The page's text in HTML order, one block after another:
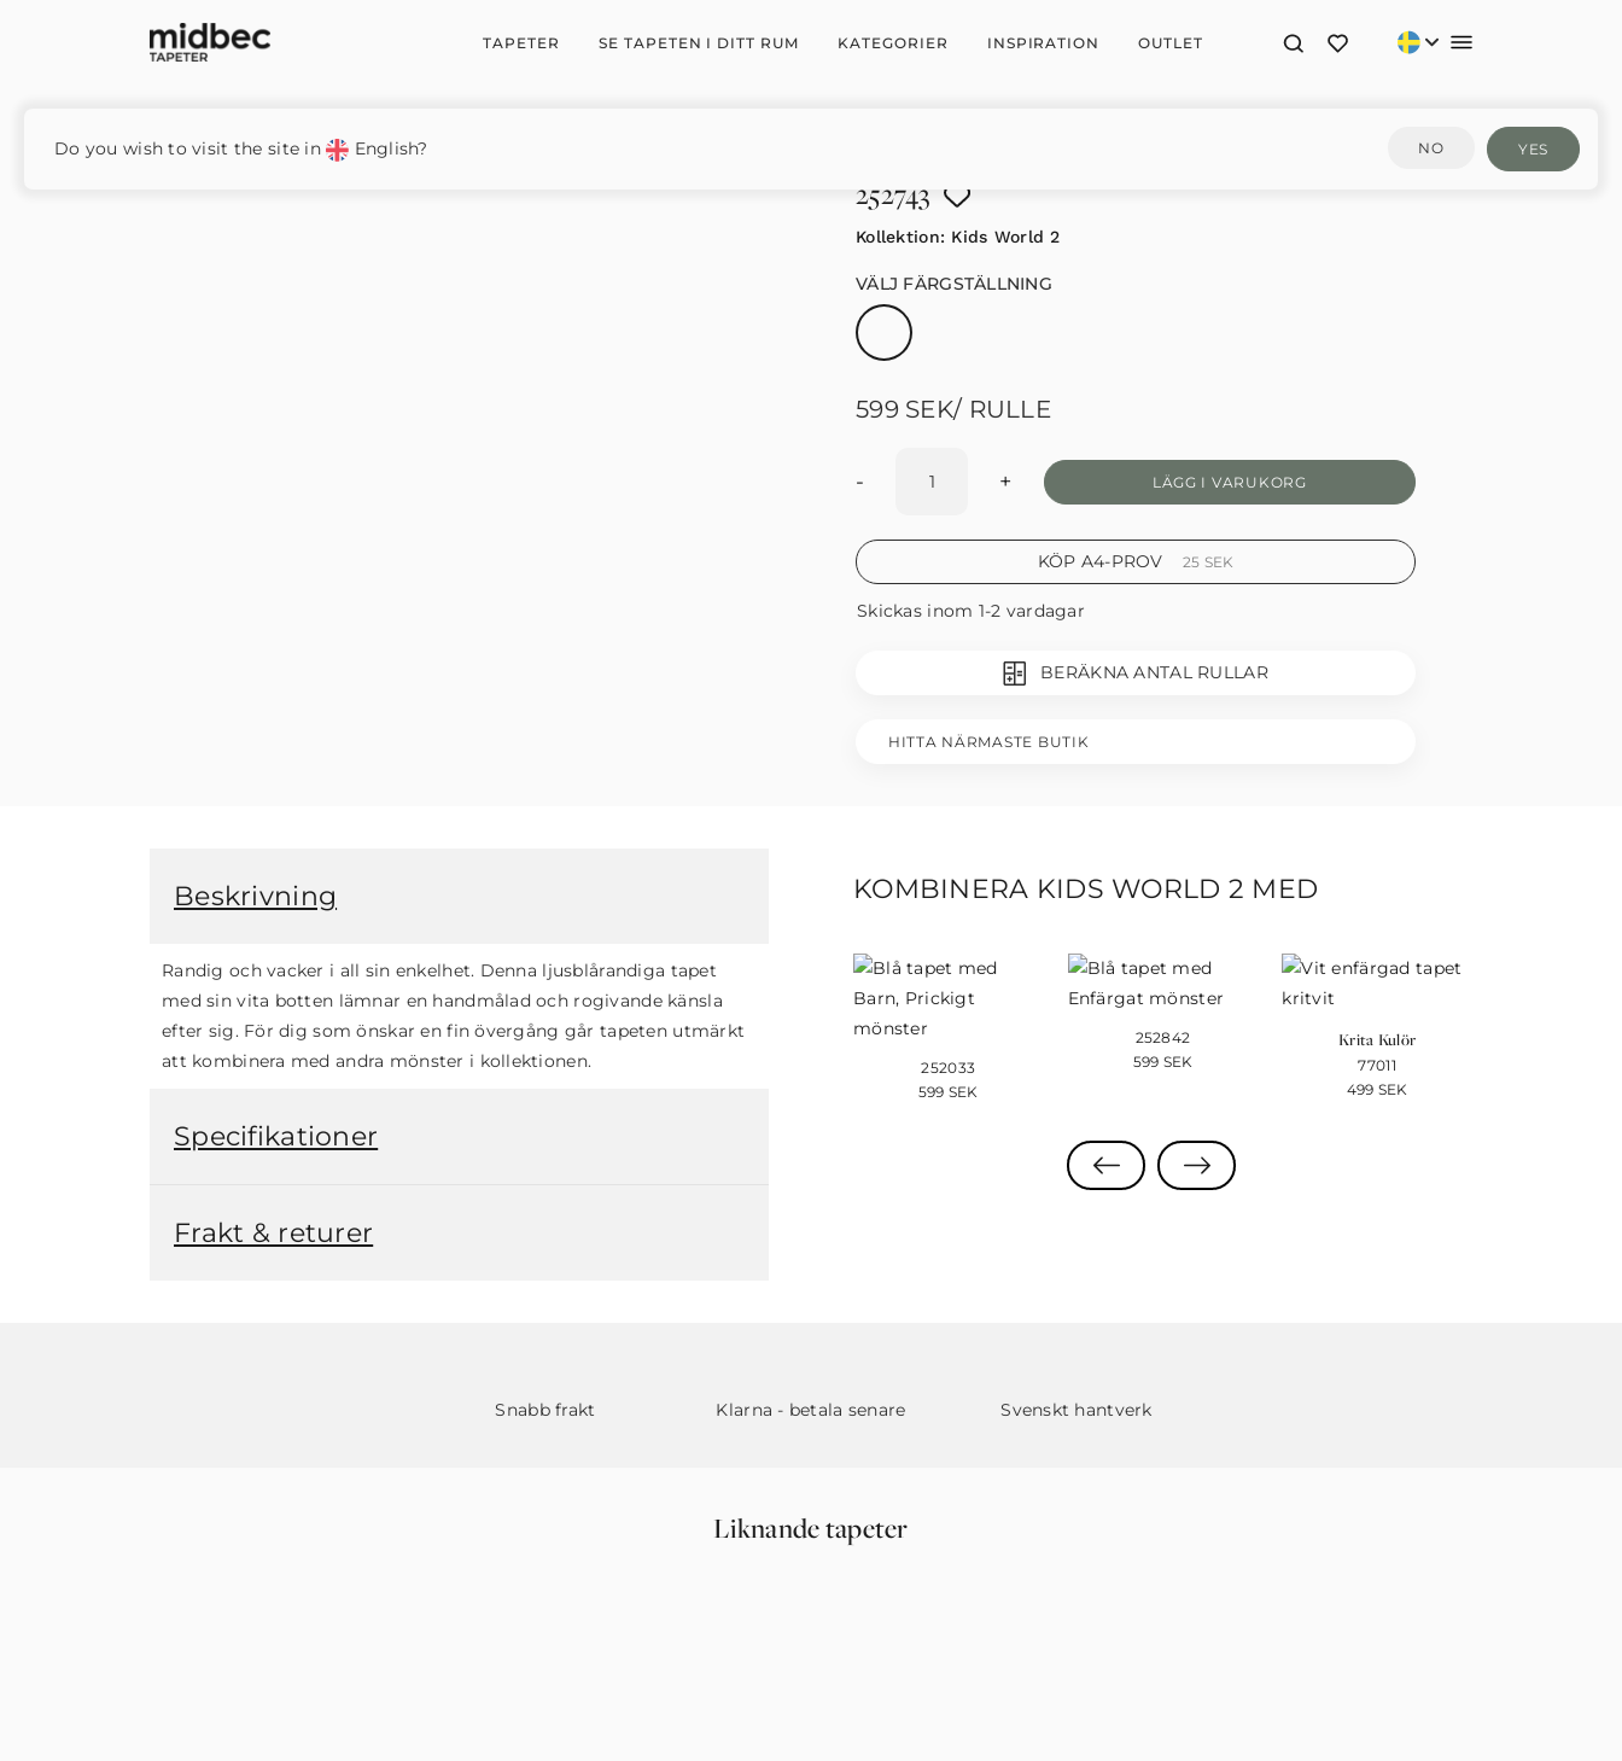
TAPETER SE TAPETEN I DITT RUM KATEGORIER INSPIRATION OUTLET
Hem Kids World 2 / 252743
252743
Kollektion: Kids World 2
VÄLJ FÄRGSTÄLLNING
599 SEK/ RULLE
- + LÄGG I VARUKORG
Skickas inom 1-2 vardagar
BERÄKNA ANTAL RULLAR
KÖP A4-PROV 25 SEK
HITTA NÄRMASTE BUTIK
KOMBINERA KIDS WORLD 2 MED
252033
599 SEK
252842
599 SEK
Krita Kulör
77011
499 SEK
Beskrivning
Randig och vacker i all sin enkelhet. Denna ljusblårandiga tapet
med sin vita botten lämnar en handmålad och rogivande känsla
efter sig. För dig som önskar en fin övergång går tapeten utmärkt
att kombinera med andra mönster i kollektionen.
Specifikationer
Frakt & returer
Snabb frakt Klarna - betala senare Svenskt hantverk
Liknande tapeter
Do you wish to visit the site in English? NO YES